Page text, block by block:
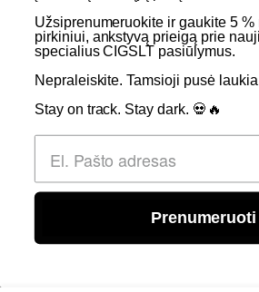
Straipsniai
Kontaktai Didmenos
SKIRTA TIK SUAUGUSIEMS
© 2026 Visos teisės saugomos
Užsiprenumeruokite ir gaukite 5
pirkiniui, ankstyvą prieigą prie
specialius CIGSLT pasiūlymus. ​
Nepraleiskite. Tamsioji pusė
Stay on track. Stay dark. 💀🔥
Prenumeruoti